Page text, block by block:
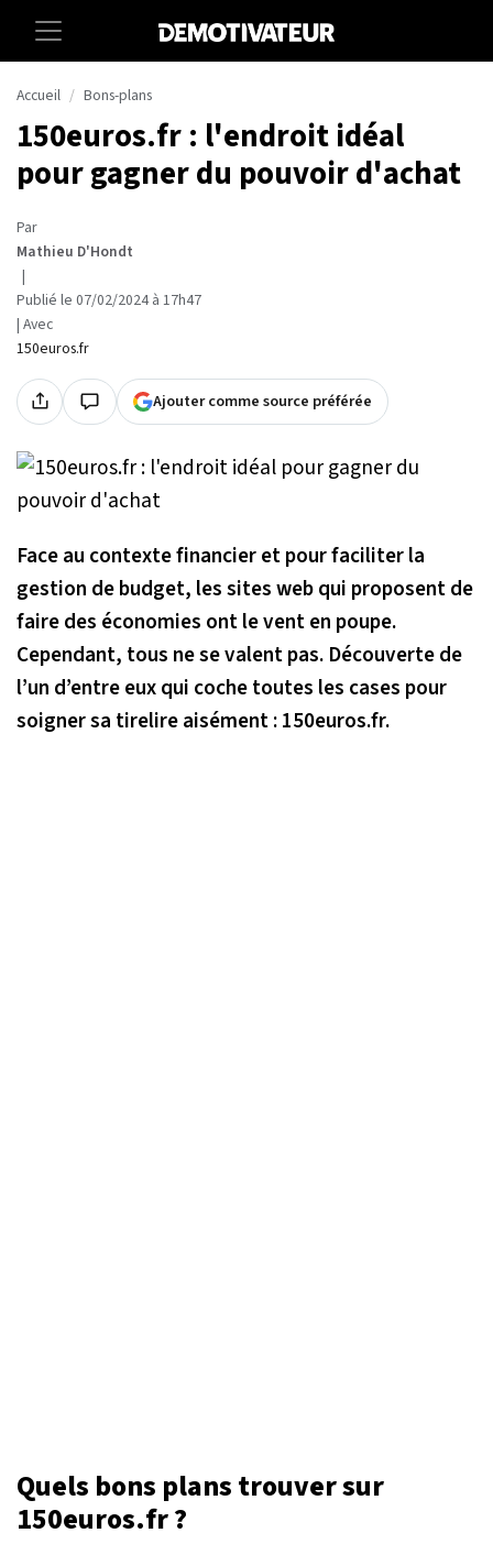
Accueil Bons-plans
150euros.fr : l'endroit idéal
pour gagner du pouvoir d'achat
Par
Mathieu D'Hondt
|
Publié le 07/02/2024 à 17h47
| Avec
150euros.fr
Ajouter comme source préférée
Face au contexte financier et pour faciliter la
gestion de budget, les sites web qui proposent de
faire des économies ont le vent en poupe.
Cependant, tous ne se valent pas. Découverte de
l’un d’entre eux qui coche toutes les cases pour
soigner sa tirelire aisément : 150euros.fr.
Quels bons plans trouver sur
150euros.fr ?